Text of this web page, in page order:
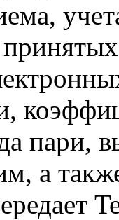
пари,
а